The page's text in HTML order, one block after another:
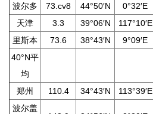
波尔多
73.cv8 44°50′N 0°32′E
天津
3.3 39°06′N 117°10′E
里斯本
73.6 38°43′N 9°09′E
40°N平
均
郑州 110.4 34°43′N 113°39′E
波尔盖